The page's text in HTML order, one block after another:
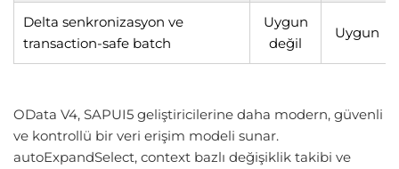
Delta senkronizasyon ve
transaction-safe batch
Uygun
değil
Uygun
OData V4, SAPUI5 geliştiricilerine daha modern, güvenli
ve kontrollü bir veri erişim modeli sunar.
autoExpandSelect, context bazlı değişiklik takibi ve